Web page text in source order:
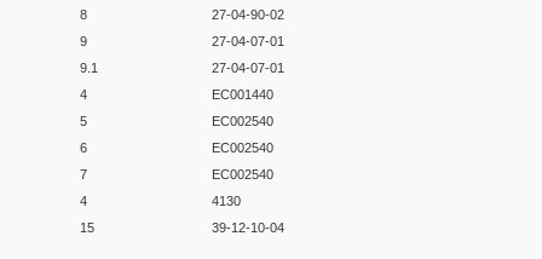
8
27-04-90-02
9
27-04-07-01
9.1
27-04-07-01
4
EC001440
5
EC002540
6
EC002540
7
EC002540
4
4130
15 39-12-10-04